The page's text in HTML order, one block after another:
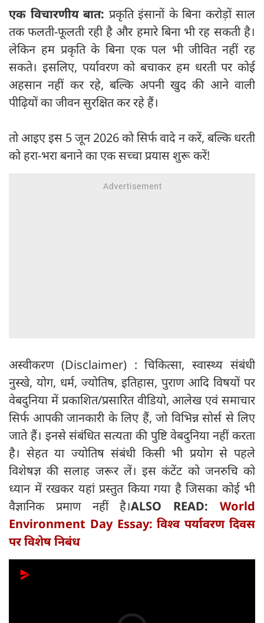
एक विचारणीय बात: प्रकृति इंसानों के बिना करोड़ों साल
तक फलती-फूलती रही है और हमारे बिना भी रह सकती है।
लेकिन हम प्रकृति के बिना एक पल भी जीवित नहीं रह
सकते। इसलिए, पर्यावरण को बचाकर हम धरती पर कोई
अहसान नहीं कर रहे, बल्कि अपनी खुद की आने वाली
पीढ़ियों का जीवन सुरक्षित कर रहे हैं।
तो आइए इस 5 जून 2026 को सिर्फ वादे न करें, बल्कि धरती
को हरा-भरा बनाने का एक सच्चा प्रयास शुरू करें!
अस्वीकरण (Disclaimer) : चिकित्सा, स्वास्थ्य संबंधी
नुस्खे, योग, धर्म, ज्योतिष, इतिहास, पुराण आदि विषयों पर
वेबदुनिया में प्रकाशित/प्रसारित वीडियो, आलेख एवं समाचार
सिर्फ आपकी जानकारी के लिए हैं, जो विभिन्न सोर्स से लिए
जाते हैं। इनसे संबंधित सत्यता की पुष्टि वेबदुनिया नहीं करता
है। सेहत या ज्योतिष संबंधी किसी भी प्रयोग से पहले
विशेषज्ञ की सलाह जरूर लें। इस कंटेंट को जनरुचि को
ध्यान में रखकर यहां प्रस्तुत किया गया है जिसका कोई भी
वैज्ञानिक प्रमाण नहीं है।ALSO READ:World
Environment Day Essay: विश्व पर्यावरण दिवस
पर विशेष निबंध